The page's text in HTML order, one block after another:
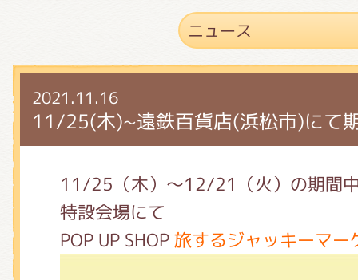
2021.11.16
11/25(木)~遠鉄百貨店(浜松市)にて
11/25（木）～12/21（火）の期間
特設会場にて
POP UP SHOP旅するジャッキーマー
スタッフブログ
絵本・作家紹介
ショップインフォメーション
グッズインフォメーション